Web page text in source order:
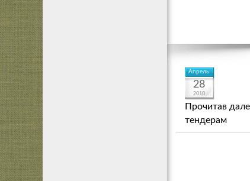
Апрель
28
2010
Прочитав
тендерам